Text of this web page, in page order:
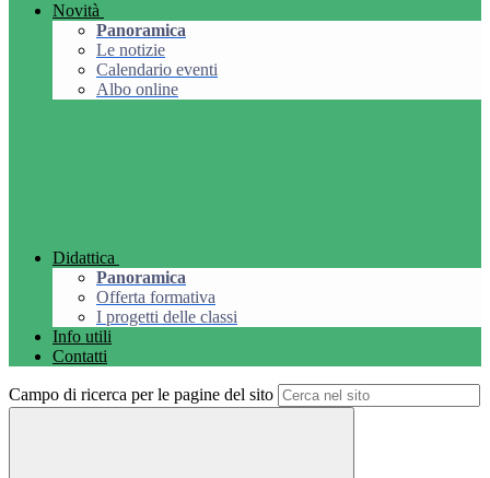
Novità
Panoramica
Le notizie
Calendario eventi
Albo online
Didattica
Panoramica
Offerta formativa
I progetti delle classi
Info utili
Contatti
Campo di ricerca per le pagine del sito